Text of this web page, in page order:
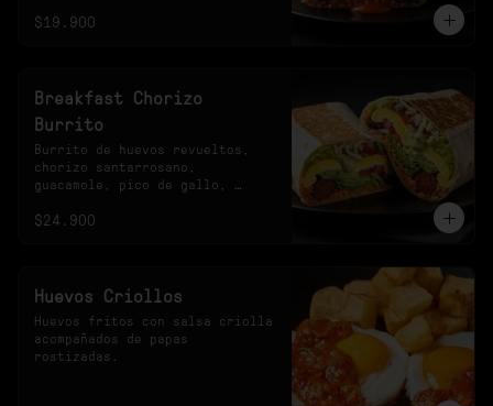
habanero.
$19.900
Breakfast Chorizo
Burrito
Burrito de huevos revueltos,
chorizo santarrosano,
guacamole, pico de gallo,
achiotado, lechuga, queso y
$24.900
Huevos Criollos
Huevos fritos con salsa criolla
acompañados de papas
rostizadas.